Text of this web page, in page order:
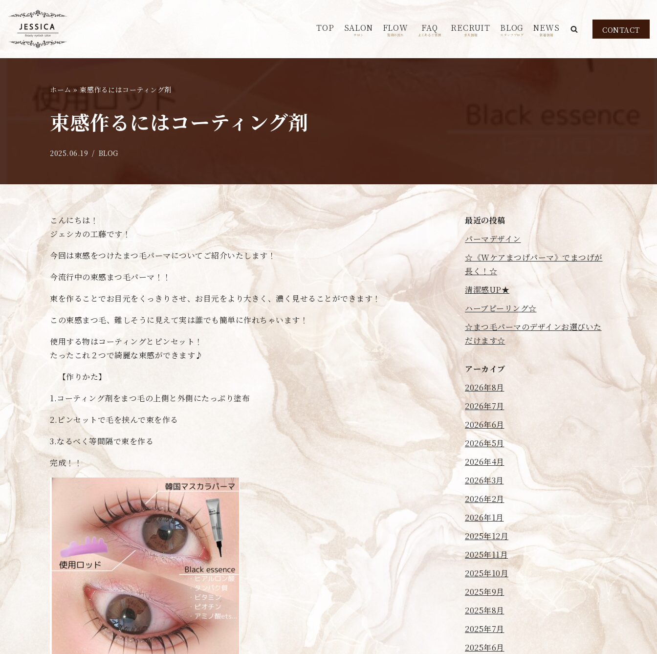
ン
TOP SALON
サロン
FLOW
施術の流れ
FAQ
よくあるご質問
RECRUIT
求人情報
BLOG
スタッフブログ
NEWS
新着情報
CONTACT
ホーム » 束感作るにはコーティング剤
束感作るにはコーティング剤
2025.06.19 BLOG
こんにちは！
ジェシカの工藤です！
今回は束感をつけたまつ毛パーマについてご紹介いたします！
今流行中の束感まつ毛パーマ！！
束を作ることでお目元をくっきりさせ、お目元をより大きく、濃く見せることができます！
この束感まつ毛、難しそうに見えて実は誰でも簡単に作れちゃいます！
使用する物はコーティングとピンセット！
たったこれ２つで綺麗な束感ができます♪
【作りかた】
1.コーティング剤をまつ毛の上側と外側にたっぷり塗布
2.ピンセットで毛を挟んで束を作る
3.なるべく等間隔で束を作る
完成！！
最近の投稿
パーマデザイン
☆《Wケアまつげパーマ》でまつげが
長く！☆
清潔感UP★
ハーブピーリング☆
☆まつ毛パーマのデザインお選びいた
だけます☆
アーカイブ
2026年8月
2026年7月
2026年6月
2026年5月
2026年4月
2026年3月
2026年2月
2026年1月
2025年12月
2025年11月
2025年10月
2025年9月
2025年8月
2025年7月
2025年6月